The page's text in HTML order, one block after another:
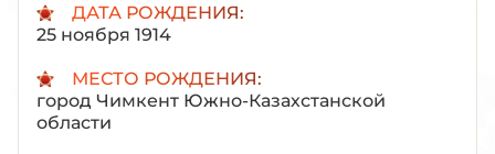
ДАТА РОЖДЕНИЯ:
25 ноября 1914
МЕСТО РОЖДЕНИЯ:
город Чимкент Южно-Казахстанской
области